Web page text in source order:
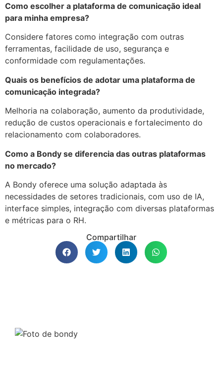
Como escolher a plataforma de comunicação ideal
para minha empresa?
Considere fatores como integração com outras
ferramentas, facilidade de uso, segurança e
conformidade com regulamentações.
Quais os benefícios de adotar uma plataforma de
comunicação integrada?
Melhoria na colaboração, aumento da produtividade,
redução de custos operacionais e fortalecimento do
relacionamento com colaboradores.
Como a Bondy se diferencia das outras plataformas
no mercado?
A Bondy oferece uma solução adaptada às
necessidades de setores tradicionais, com uso de IA,
interface simples, integração com diversas plataformas
e métricas para o RH.
Compartilhar